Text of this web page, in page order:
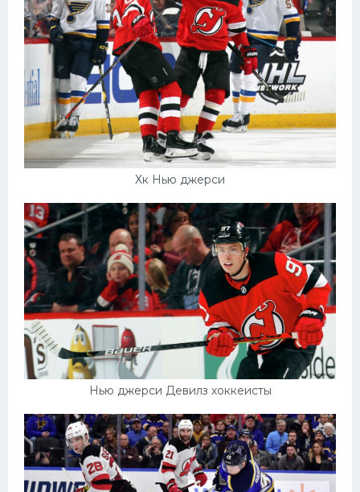
Хк Нью джерси
Нью джерси Девилз хоккеисты